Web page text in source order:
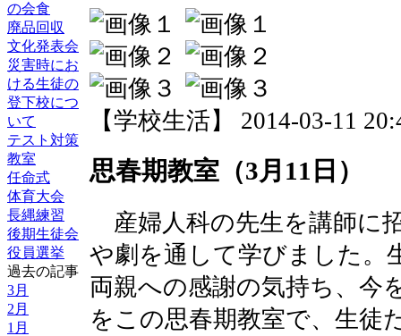
の会食
廃品回収
文化発表会
災害時にお
ける生徒の
登下校につ
いて
テスト対策
教室
任命式
体育大会
長縄練習
後期生徒会
役員選挙
過去の記事
3月
2月
1月
【学校生活】 2014-03-11
思春期教室（3月11日）
産婦人科の先生を講師に
や劇を通して学びました。
両親への感謝の気持ち、今
をこの思春期教室で、生徒